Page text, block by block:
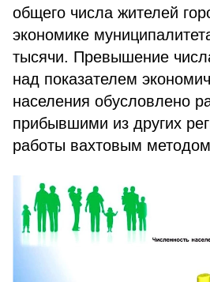
общего числа жителей
экономике
тысячи. Превышение
над показателем
населения обусловлено
прибывшими из других
работы вахтовым